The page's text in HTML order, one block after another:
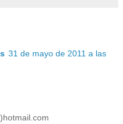
31 de mayo de 2011 a las